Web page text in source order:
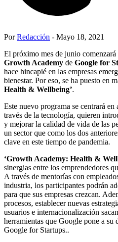
PorRedacción - Mayo 18, 2021
El próximo mes de junio
Growth Academy de Google for
hace hincapié en las empresas
bienestar. Por eso, se ha puesto en
Health & Wellbeing’.
Este nuevo programa se centrará
través de la tecnología, quieren
y mejorar la calidad de vida de las
un sector que como los dos
clave en este tiempo de pandemia.
‘Growth Academy: Health &
sinergias entre los emprendedores
A través de mentorías con
industria, los participantes podrán
para que sus empresas crezcan.
procesos, establecer nuevas
usuarios e internacionalización
herramientas que Google pone a
Google for Startups..